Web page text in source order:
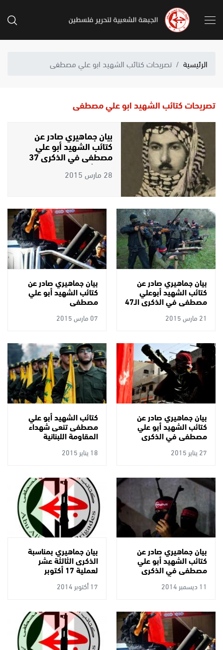
الرئيسية تصريحات كتائب الشهيد ابو علي مصطفى
تصريحات كتائب الشهيد ابو علي مصطفى
بيان جماهيري صادر عن
كتائب الشهيد أبو علي
مصطفى في الذكرى 37
لاستشهاد القائد وديع
حداد
28 مارس 2015
بيان جماهيري صادر عن
كتائب الشهيد أبوعلي
مصطفى في الذكرى الـ47
لمعركة الكرامة21 مارس 2015
بيان جماهيري صادر عن
كتائب الشهيد أبو علي
مصطفى
07 مارس 2015
بيان جماهيري صادر عن
كتائب الشهيد أبو علي
مصطفى في الذكرى
السابعة لرحيل جسد
الحكيم المؤسس د.جورج
27 يناير 2015
كتائب الشهيد أبو علي
مصطفى تنعى شهداء
المقاومة اللبنانية
18 يناير 2015
بيان جماهيري صادر عن
كتائب الشهيد أبو علي
مصطفى في الذكرى
السابعة والأربعين
للانطلاقة
11 ديسمبر 2014
بيان جماهيري بمناسبة
الذكرى الثالثة عشر
لعملية 17 أكتوبر
البطولية17 أكتوبر 2014